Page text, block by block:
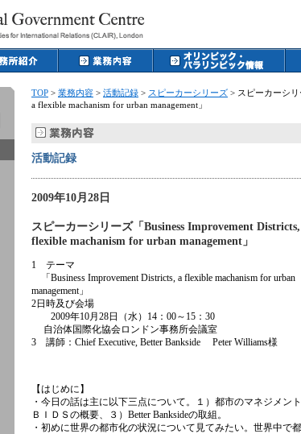
TOP > 業務内容 > 活動記録 > スピーカーシリーズ > スピーカーシリ
a flexible machanism for urban management」
活動記録
2009年10月28日
スピーカーシリーズ「Business Improvement
flexible machanism for urban management」
1 テーマ
「Business Improvement Districts, a flexible machanism for urban
management」
2日時及び会場
2009年10月28日（水）14：00～15：30
自治体国際化協会ロンドン事務所会議室
3 講師：Chief Executive, Better Bankside Peter Williams様
【はじめに】
・今日の話は主に以下三点について。１）都市のマネジメント
ＢＩＤＳの概要、３）Better Banksideの取組。
・初めに世界の都市化の状況について見てみたい。世界中で